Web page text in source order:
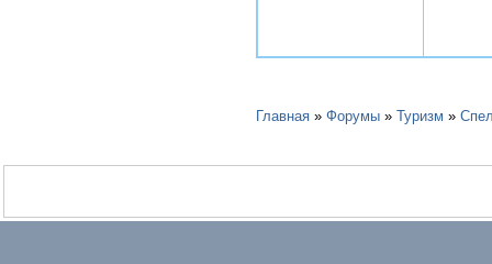
Главная » Форумы » Туризм »